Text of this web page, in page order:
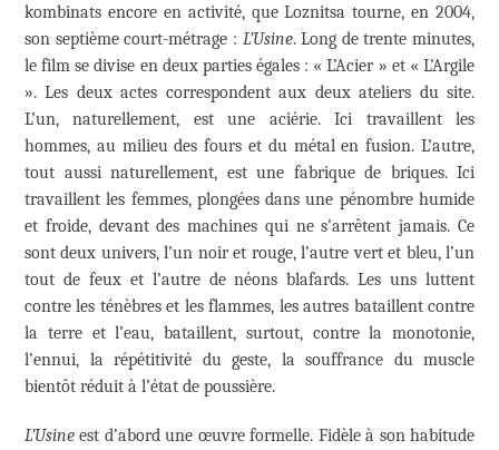
kombinats encore en activité, que Loznitsa tourne, en 2004,
son septième court-métrage : L’Usine. Long de trente minutes,
le film se divise en deux parties égales : « L’Acier » et « L’Argile
». Les deux actes correspondent aux deux ateliers du site.
L’un, naturellement, est une aciérie. Ici travaillent les
hommes, au milieu des fours et du métal en fusion. L’autre,
tout aussi naturellement, est une fabrique de briques. Ici
travaillent les femmes, plongées dans une pénombre humide
et froide, devant des machines qui ne s’arrêtent jamais. Ce
sont deux univers, l’un noir et rouge, l’autre vert et bleu, l’un
tout de feux et l’autre de néons blafards. Les uns luttent
contre les ténèbres et les flammes, les autres bataillent contre
la terre et l’eau, bataillent, surtout, contre la monotonie,
l’ennui, la répétitivité du geste, la souffrance du muscle
bientôt réduit à l’état de poussière.
L’Usine est d’abord une œuvre formelle. Fidèle à son habitude